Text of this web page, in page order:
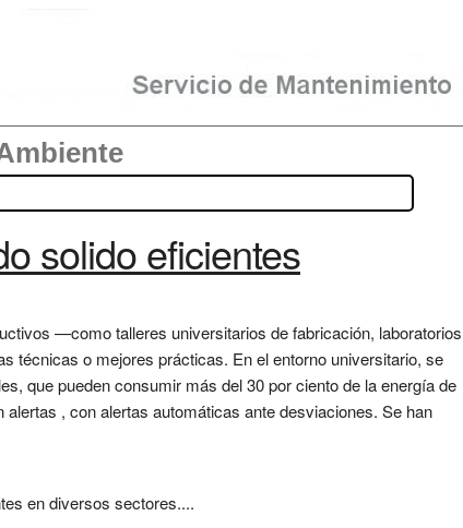
solido eficientes
—como talleres universitarios de fabricación, laboratorios
técnicas o mejores prácticas. En el entorno universitario, se
que pueden consumir más del 30 por ciento de la energía de
, con alertas automáticas ante desviaciones. Se han
en diversos sectores....